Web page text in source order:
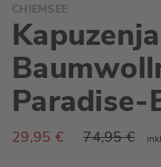
Anfang
der
Bildgalerie
springen
CHIEMSEE
29,95 € 74,95 €